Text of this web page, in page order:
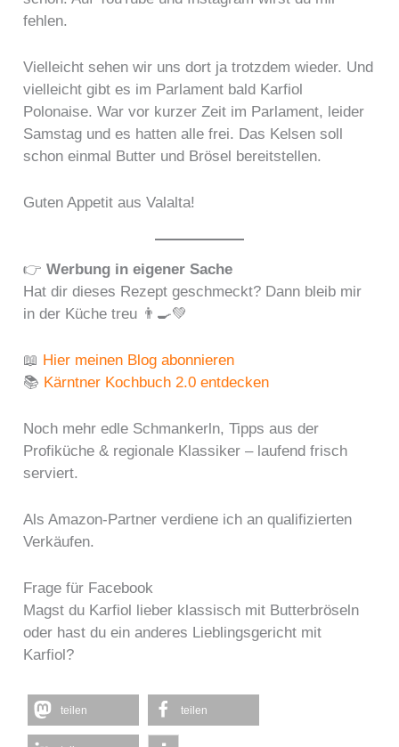
fehlen.
Vielleicht sehen wir uns dort ja trotzdem wieder. Und
vielleicht gibt es im Parlament bald Karfiol
Polonaise. War vor kurzer Zeit im Parlament, leider
Samstag und es hatten alle frei. Das Kelsen soll
schon einmal Butter und Brösel bereitstellen.
Guten Appetit aus Valalta!
👉Werbung in eigener Sache
Hat dir dieses Rezept geschmeckt? Dann bleib mir
in der Küche treu 👨‍🍳💚
📖 Hier meinen Blog abonnieren
📚 Kärntner Kochbuch 2.0 entdecken
Noch mehr edle Schmankerln, Tipps aus der
Profiküche & regionale Klassiker – laufend frisch
serviert.
Als Amazon-Partner verdiene ich an qualifizierten
Verkäufen.
Frage für Facebook
Magst du Karfiol lieber klassisch mit Butterbröseln
oder hast du ein anderes Lieblingsgericht mit
Karfiol?
teilen teilen